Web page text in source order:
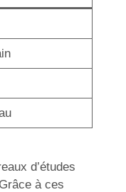
d’études
à ces